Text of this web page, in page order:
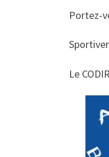
Portez-
Le CODIR